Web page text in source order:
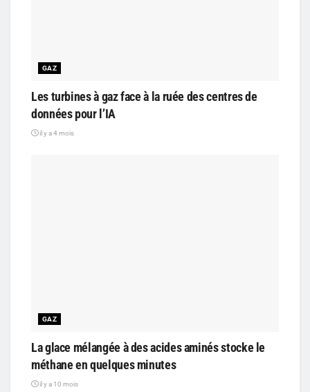
GAZ
Les turbines à gaz face à la ruée des centres de
données pour l’IA
il y a 4 mois
GAZ
La glace mélangée à des acides aminés stocke le
méthane en quelques minutes
il y a 10 mois